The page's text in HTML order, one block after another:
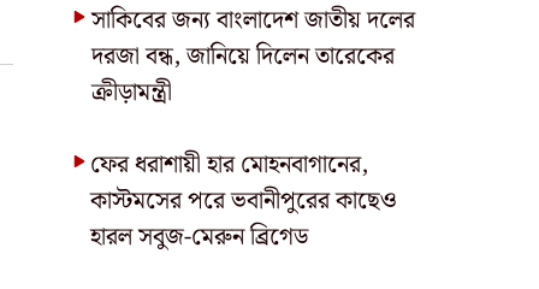
সাকিবের জন্য বাংলাদেশ জাতীয় দলের
দরজা বন্ধ, জানিয়ে দিলেন তারেকের
ক্রীড়ামন্ত্রী
ফের ধরাশায়ী হার মোহনবাগানের,
কাস্টমসের পরে ভবানীপুরের কাছেও
হারল সবুজ-মেরুন ব্রিগেড